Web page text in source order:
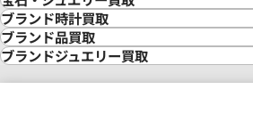
金の相場価格情報
金の参考買取価格一覧
インゴット買取
インゴットの相場価格情報
24金買取
宝石・ジュエリー買取
ダイヤモンド買取
ダイヤモンド・宝石の参考価格一覧
リング・結婚指輪買取
エメラルド買取
ブランド時計買取
時計買取
ロレックス買取
ロレックス デイトナ買取
ロレックス サブマリーナー買取
ブランド品買取
ブランド買取
ブランドジュエリー買取